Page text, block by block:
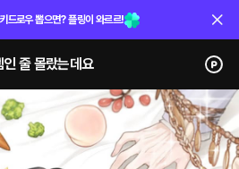
드로우 뽑으면? 플링이 와르르!
인 줄 몰랐는데요